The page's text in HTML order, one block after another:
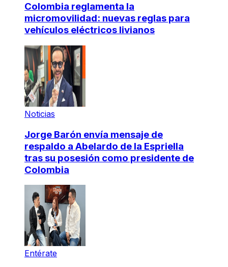
Colombia reglamenta la
micromovilidad: nuevas reglas para
vehículos eléctricos livianos
Noticias
Jorge Barón envía mensaje de
respaldo a Abelardo de la Espriella
tras su posesión como presidente de
Colombia
Entérate